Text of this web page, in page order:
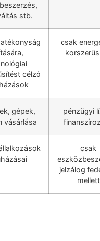
stb.
célzó
csak
gépek,
vásárlása
pénzügyi
csak
jelzálog
mellett